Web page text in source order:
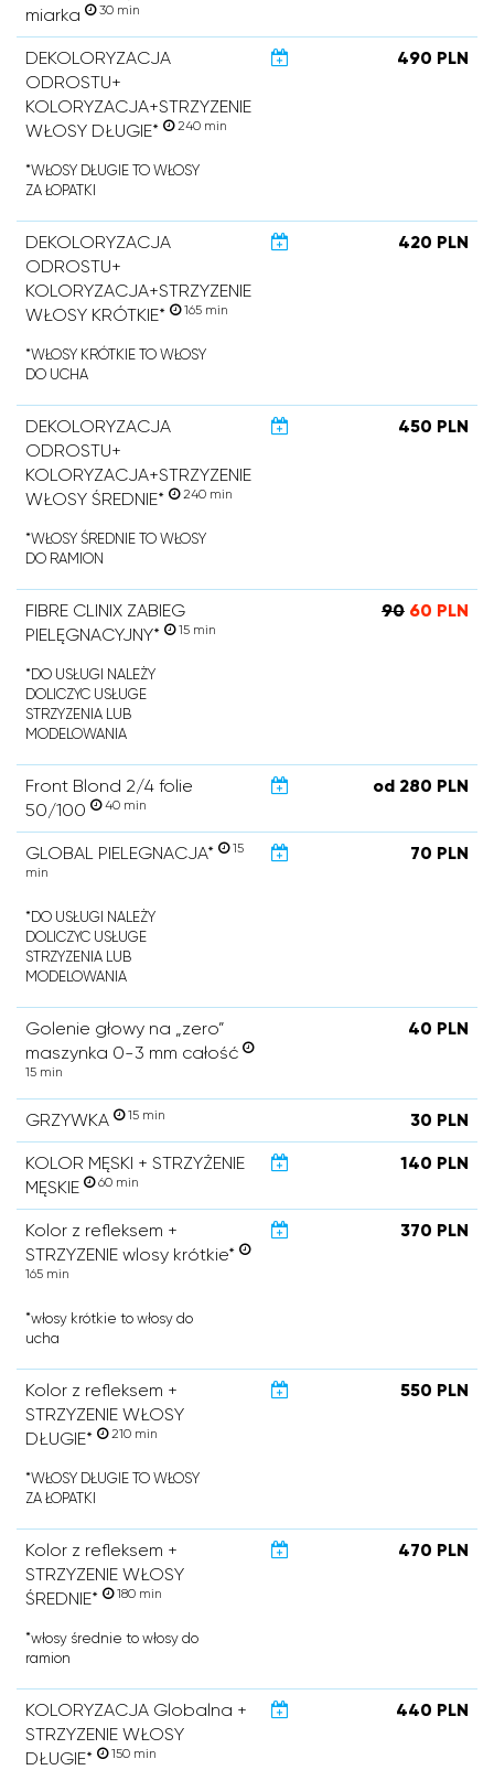
miarka
30 min
DEKOLORYZACJA
ODROSTU+
KOLORYZACJA+STRZYZENIE
WŁOSY DŁUGIE*
240 min
490 PLN
*WŁOSY DŁUGIE TO WŁOSY
ZA ŁOPATKI
DEKOLORYZACJA
ODROSTU+
KOLORYZACJA+STRZYZENIE
WŁOSY KRÓTKIE*
165 min
420 PLN
*WŁOSY KRÓTKIE TO WŁOSY
DO UCHA
DEKOLORYZACJA
ODROSTU+
KOLORYZACJA+STRZYZENIE
WŁOSY ŚREDNIE*
240 min
450 PLN
*WŁOSY ŚREDNIE TO WŁOSY
DO RAMION
FIBRE CLINIX ZABIEG
PIELĘGNACYJNY*
15 min
90 60 PLN
*DO USŁUGI NALEŻY
DOLICZYC USŁUGE
STRZYZENIA LUB
MODELOWANIA
Front Blond 2/4 folie
50/100
40 min
od 280 PLN
GLOBAL PIELEGNACJA*
15
min
70 PLN
*DO USŁUGI NALEŻY
DOLICZYC USŁUGE
STRZYZENIA LUB
MODELOWANIA
Golenie głowy na „zero”
maszynka 0-3 mm całość
15 min
40 PLN
GRZYWKA 15 min 30 PLN
KOLOR MĘSKI + STRZYŻENIE
MĘSKIE
60 min
140 PLN
Kolor z refleksem +
STRZYZENIE wlosy krótkie*
165 min
370 PLN
*włosy krótkie to włosy do
ucha
Kolor z refleksem +
STRZYZENIE WŁOSY
DŁUGIE*
210 min
550 PLN
*WŁOSY DŁUGIE TO WŁOSY
ZA ŁOPATKI
Kolor z refleksem +
STRZYZENIE WŁOSY
ŚREDNIE*
180 min
470 PLN
*włosy średnie to włosy do
ramion
KOLORYZACJA Globalna +
STRZYZENIE WŁOSY
DŁUGIE*
150 min
440 PLN